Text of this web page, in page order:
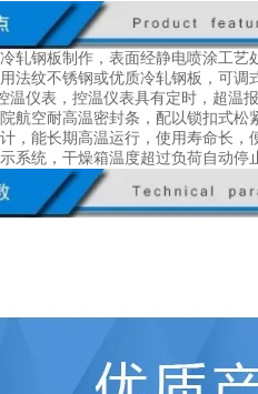
轧钢板制作，表面经静电喷涂工艺
法纹不锈钢或优质冷轧钢板，可调
温仪表，控温仪表具有定时，超温
航空耐高温密封条，配以锁扣式松
，能长期高温运行，使用寿命长，
系统，干燥箱温度超过负荷自动停